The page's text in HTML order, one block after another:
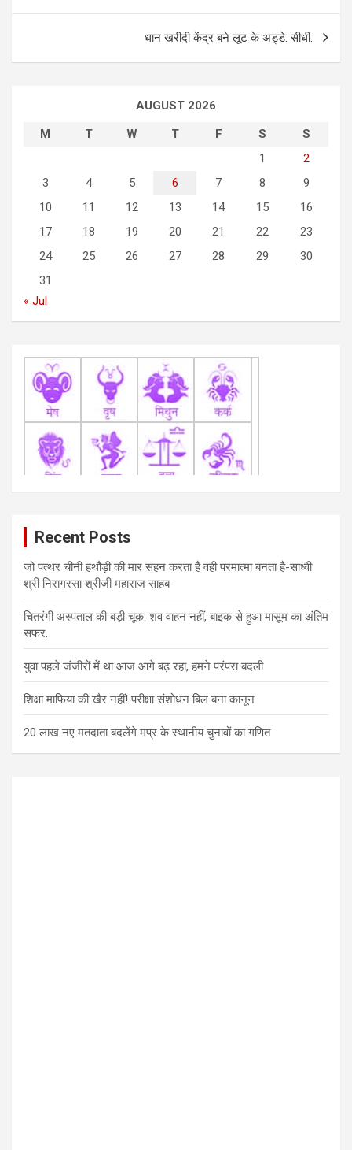
धान खरीदी केंद्र बने लूट के अड्डे. सीधी.
AUGUST 2026
M
T W T F S
S
1
2
3
4 5 6 7 8
9
10
11 12 13 14 15
16
17
18 19 20 21 22
23
24
25 26 27 28 29
30
31
« Jul
Recent Posts
जो पत्थर चीनी हथौड़ी की मार सहन करता है वही परमात्मा बनता है-साध्वी
श्री निरागरसा श्रीजी महाराज साहब
चितरंगी अस्पताल की बड़ी चूक: शव वाहन नहीं, बाइक से हुआ मासूम का अंतिम
सफर.
युवा पहले जंजीरों में था आज आगे बढ़ रहा, हमने परंपरा बदली
शिक्षा माफिया की खैर नहीं! परीक्षा संशोधन बिल बना कानून
20 लाख नए मतदाता बदलेंगे मप्र के स्थानीय चुनावों का गणित